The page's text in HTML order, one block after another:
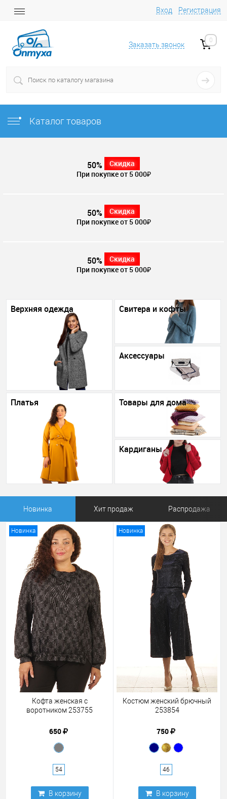
Вход Регистрация
Заказать звонок
0
Каталог товаров
50%
Скидка
При покупке от 5 000₽
50%
Скидка
При покупке от 5 000₽
50%
Скидка
При покупке от 5 000₽
Верхняя одежда Свитера и кофты
Аксессуары
Платья Товары для дома
Кардиганы
Новинка Хит продаж Распродажа
Новинка
Кофта женская с
воротником 253755
650
54
В корзину
Новинка
Костюм женский брючный
253854
750
46
В корзину